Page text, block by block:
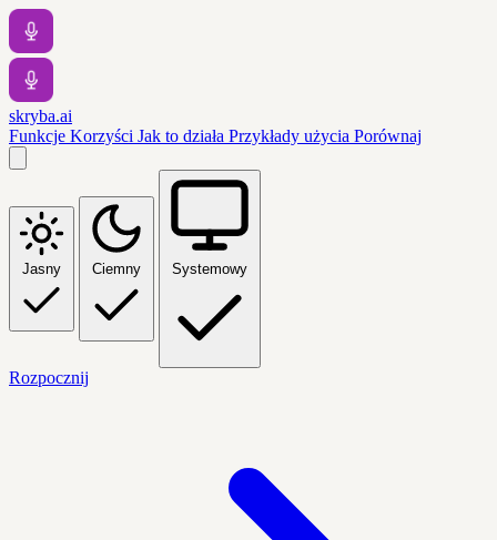
skryba.ai
Funkcje Korzyści Jak to działa Przykłady użycia Porównaj
Jasny Ciemny Systemowy
Rozpocznij